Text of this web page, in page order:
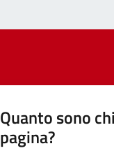
Quanto sono
pagina?